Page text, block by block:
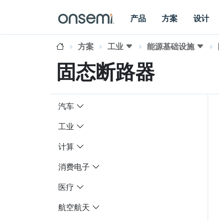
产品 方案 设计
方案 工业 能源基础设施
固态断路器
汽车
工业
计算
消费电子
医疗
航空航天